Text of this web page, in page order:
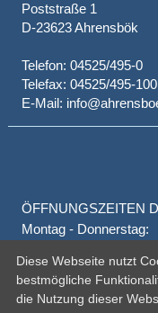
Poststraße 1
D-23623 Ahrensbök
Telefon: 04525/495-0
Telefax: 04525/495-100
E-Mail:
ÖFFNUNGSZEITEN
Montag - Donnerstag:
jeden 1. und 3. Montag
Freitag
oder nach
Diese Webseite nutzt
bestmögliche
die Nutzung dieser